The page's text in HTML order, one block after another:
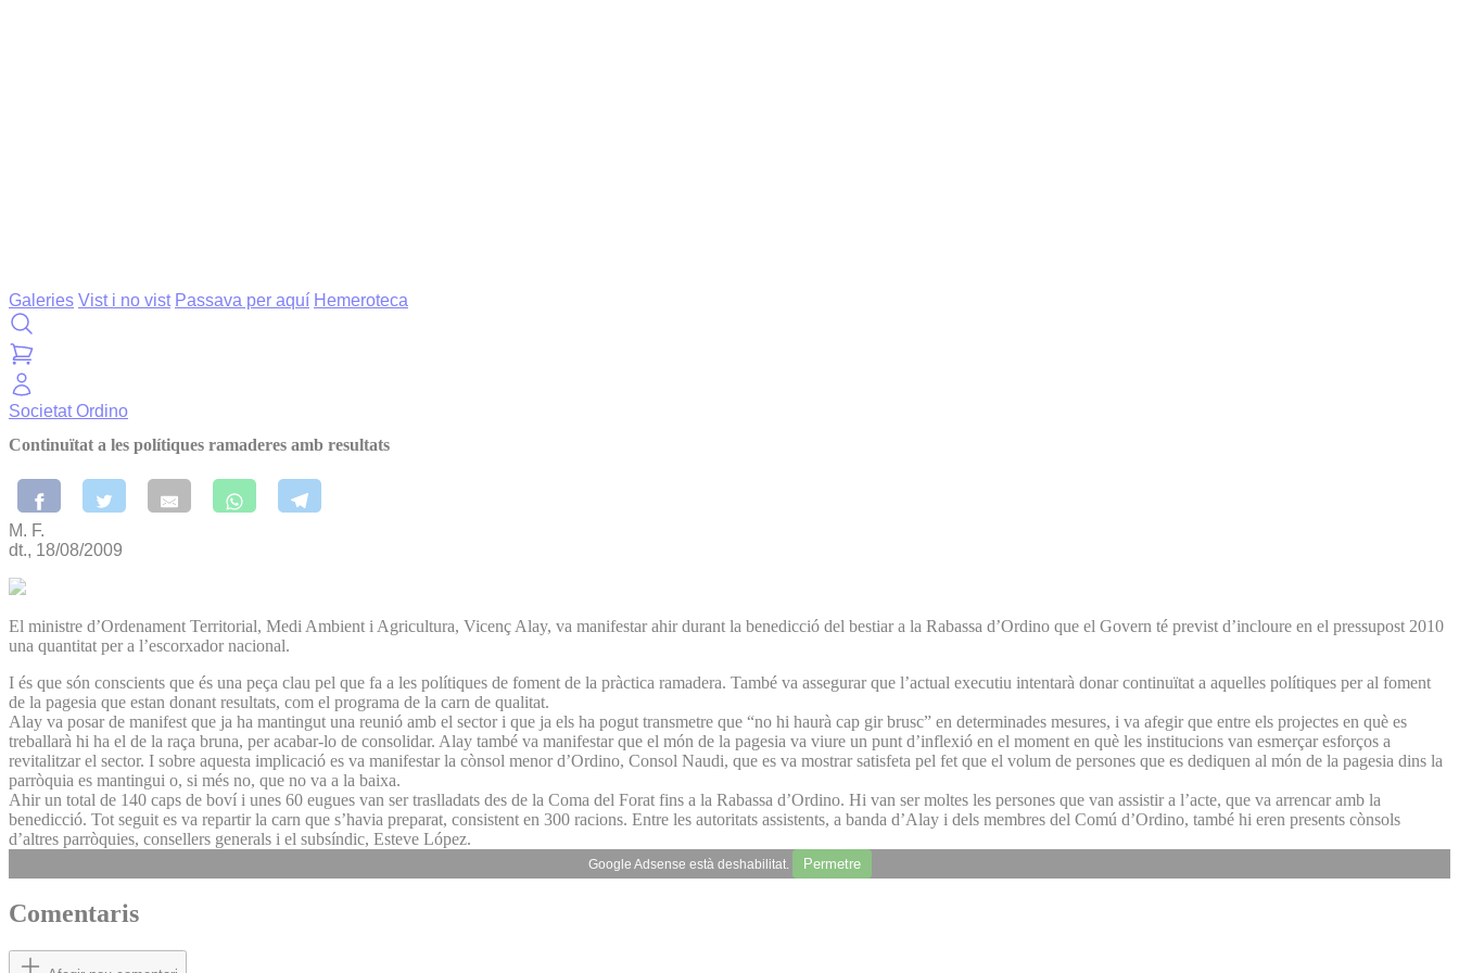
Galeries Vist i no vist Passava per aquí Hemeroteca
SocietatOrdino
Continuïtat a les polítiques ramaderes amb resultats
M. F.
dt., 18/08/2009
El ministre d’Ordenament Territorial, Medi Ambient i Agricultura, Vicenç Alay, va manifestar ahir durant la benedicció del bestiar a la Rabassa d’Ordino que el Govern té previst d’incloure en el pressupost 2010
una quantitat per a l’escorxador nacional.
I és que són conscients que és una peça clau pel que fa a les polítiques de foment de la pràctica ramadera. També va assegurar que l’actual executiu intentarà donar continuïtat a aquelles polítiques per al foment
de la pagesia que estan donant resultats, com el programa de la carn de qualitat.
Alay va posar de manifest que ja ha mantingut una reunió amb el sector i que ja els ha pogut transmetre que “no hi haurà cap gir brusc” en determinades mesures, i va afegir que entre els projectes en què es
treballarà hi ha el de la raça bruna, per acabar-lo de consolidar. Alay també va manifestar que el món de la pagesia va viure un punt d’inflexió en el moment en què les institucions van esmerçar esforços a
revitalitzar el sector. I sobre aquesta implicació es va manifestar la cònsol menor d’Ordino, Consol Naudi, que es va mostrar satisfeta pel fet que el volum de persones que es dediquen al món de la pagesia dins la
parròquia es mantingui o, si més no, que no va a la baixa.
Ahir un total de 140 caps de boví i unes 60 eugues van ser traslladats des de la Coma del Forat fins a la Rabassa d’Ordino. Hi van ser moltes les persones que van assistir a l’acte, que va arrencar amb la
benedicció. Tot seguit es va repartir la carn que s’havia preparat, consistent en 300 racions. Entre les autoritats assistents, a banda d’Alay i dels membres del Comú d’Ordino, també hi eren presents cònsols
d’altres parròquies, consellers generals i el subsíndic, Esteve López.
Google Adsense està deshabilitat. Permetre
Comentaris